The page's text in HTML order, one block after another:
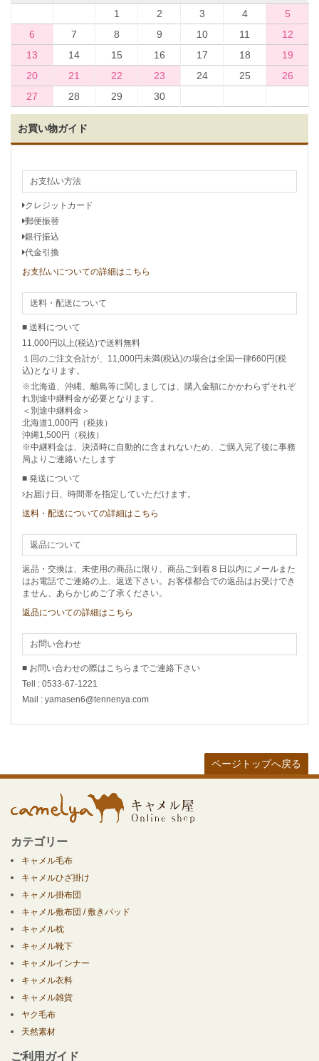
1
2 3 4
5
6
7 8 9 10 11
12
13
14 15 16 17 18
19
20
21 22 23 24 25
26
27
28 29 30
お買い物ガイド
お支払い方法
クレジットカード
郵便振替
銀行振込
代金引換
お支払いについての詳細はこちら
送料・配送について
■ 送料について
11,000円以上(税込)で送料無料
１回のご注文合計が、11,000円未満(税込)の場合は全国一律660円(税
込)となります。
※北海道、沖縄、離島等に関しましては、購入金額にかかわらずそれぞ
れ別途中継料金が必要となります。
＜別途中継料金＞
北海道1,000円（税抜）
沖縄1,500円（税抜）
※中継料金は、決済時に自動的に含まれないため、ご購入完了後に事務
局よりご連絡いたします
■ 発送について
お届け日、時間帯を指定していただけます。
送料・配送についての詳細はこちら
返品について
返品・交換は、未使用の商品に限り、商品ご到着８日以内にメールまた
はお電話でご連絡の上、返送下さい。お客様都合での返品はお受けでき
ません、あらかじめご了承ください。
返品についての詳細はこちら
お問い合わせ
■ お問い合わせの際はこちらまでご連絡下さい
Tell : 0533-67-1221
Mail : yamasen6@tennenya.com
ページトップへ戻る
カテゴリー
キャメル毛布
キャメルひざ掛け
キャメル掛布団
キャメル敷布団 / 敷きパッド
キャメル枕
キャメル靴下
キャメルインナー
キャメル衣料
キャメル雑貨
ヤク毛布
天然素材
ご利用ガイド